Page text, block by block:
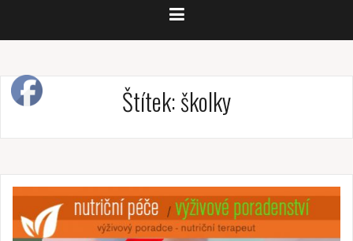
Štítek:školky